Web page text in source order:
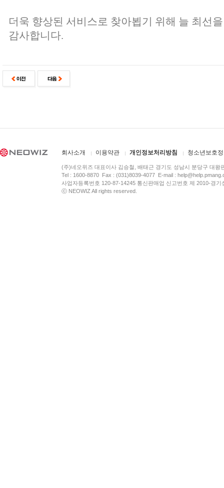
더욱 향상된 서비스로 찾아뵙기 위해 늘 최선
감사합니다.
회사소개 이용약관 개인정보처리방침 청소년보호
(주)네오위즈 대표이사 김승철, 배태근 경기도 성남시 분당구 대왕
Tel : 1600-8870 Fax : (031)8039-4077 E-mail :
사업자등록번호 120-87-14245 통신판매업 신고번호 제 2010-경
ⓒ NEOWIZ All rights reserved.